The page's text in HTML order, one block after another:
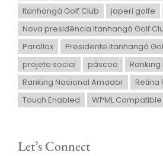
Itanhangá Golf Club
japeri golfe
Nova presidência Itanhangá Golf
Parallax
Presidente Itanhangá
projeto social
páscoa
Ranking Nacional Amador
Retina
Touch Enabled
WPML Compatible
Let’s Connect